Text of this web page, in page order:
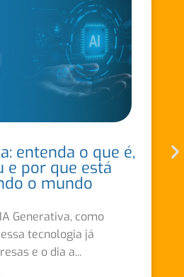
entenda o que é,
e por que está
o mundo
Generativa, como
tecnologia já
e o dia a...